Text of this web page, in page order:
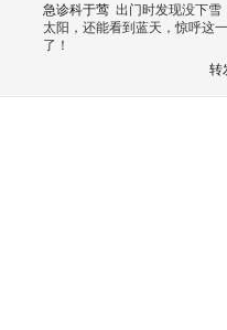
急诊科于莺 出门时发现没下雪
太阳，还能看到蓝天，惊呼这
了！
转